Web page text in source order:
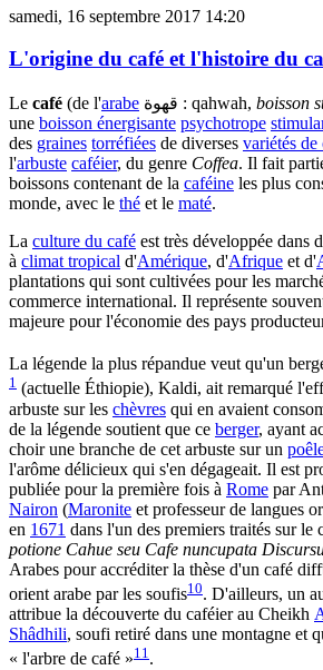
samedi, 16 septembre 2017 14:20
L'origine du café et l'histoire du
Le café (de l'arabe قهوة : qahwah, boisson
une boisson énergisante psychotrope
des graines torréfiées de diverses variétés de
l'arbuste caféier, du genre Coffea. Il fait
boissons contenant de la caféine les plus
monde, avec le thé et le maté.
La culture du café est très développée dans
à climat tropical d'Amérique, d'Afrique et d'
plantations qui sont cultivées pour les
commerce international. Il représente
majeure pour l'économie des pays
La légende la plus répandue veut qu'un
1 (actuelle Éthiopie), Kaldi, ait remarqué
arbuste sur les chèvres qui en avaient
de la légende soutient que ce berger, ayant
choir une branche de cet arbuste sur un
l'arôme délicieux qui s'en dégageait. Il est
publiée pour la première fois à Rome par
Nairon (Maronite et professeur de langues
en 1671 dans l'un des premiers traités sur le
potione Cahue seu Cafe nuncupata
Arabes pour accréditer la thèse d'un café
orient arabe par les soufis10. D'ailleurs, un
attribue la découverte du caféier au Cheikh
Shâdhili, soufi retiré dans une montagne et
« l'arbre de café »11.